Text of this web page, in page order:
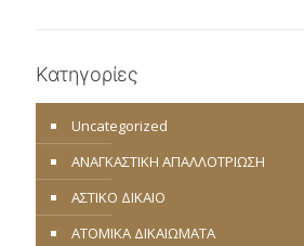
Κατηγορίες
Uncategorized
ΑΝΑΓΚΑΣΤΙΚΗ ΑΠΑΛΛΟΤΡΙΩΣΗ
ΑΣΤΙΚΟ ΔΙΚΑΙΟ
ΑΤΟΜΙΚΑ ΔΙΚΑΙΩΜΑΤΑ